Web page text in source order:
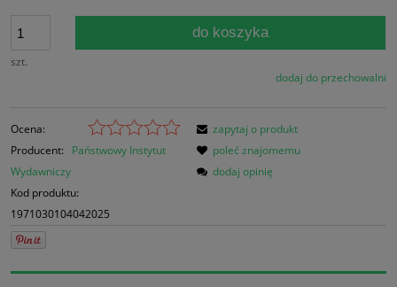
szt.
do koszyka
dodaj do przechowalni
Ocena:
Producent:
Państwowy Instytut
Wydawniczy
Kod produktu:
1971030104042025
zapytaj o produkt
poleć znajomemu
dodaj opinię